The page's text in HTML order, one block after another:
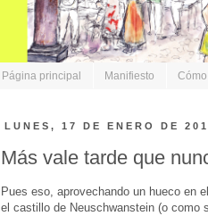
Página principal Manifiesto
LUNES, 17 DE ENERO DE
Más vale tarde que
Pues eso, aprovechando un hueco en
el castillo de Neuschwanstein (o como